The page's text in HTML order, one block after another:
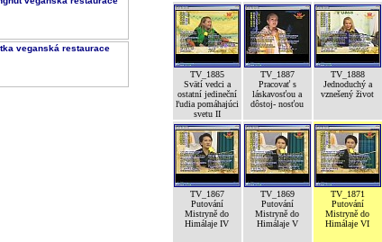
TV_1885
Svätí vedci a
ostatní jedineční
ľudia pomáhajúci
svetu II
TV_1887
Pracovať s
láskavosťou a
dôstoj- nosťou
TV_1888
Jednoduchý a
vznešený život
TV_1867
Putování
Mistryně do
Himálaje IV
TV_1869
Putování
Mistryně do
Himálaje V
TV_1871
Putování
Mistryně do
Himálaje VI